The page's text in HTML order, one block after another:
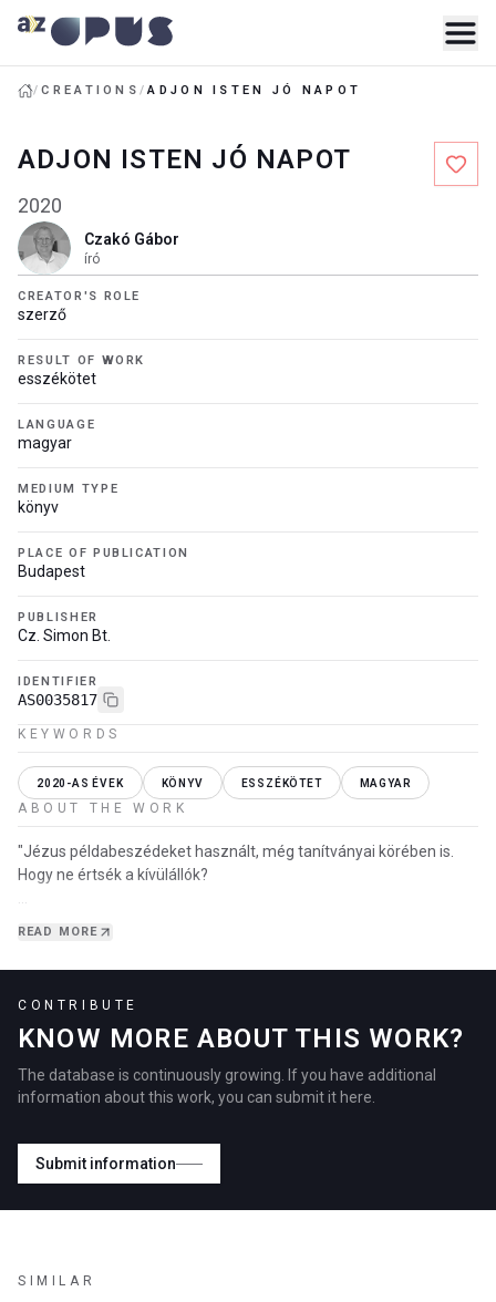
/CREATIONS/ADJON ISTEN JÓ NAPOT
ADJON ISTEN JÓ NAPOT
2020
Czakó Gábor
író
CREATOR'S ROLE
szerző
RESULT OF WORK
esszékötet
LANGUAGE
magyar
MEDIUM TYPE
könyv
PLACE OF PUBLICATION
Budapest
PUBLISHER
Cz. Simon Bt.
IDENTIFIER
AS0035817
KEYWORDS
2020-AS ÉVEK KÖNYV ESSZÉKÖTET MAGYAR
ABOUT THE WORK
"Jézus példabeszédeket használt, még tanítványai körében is.
Hogy ne értsék a kívülállók?
READ MORE
CONTRIBUTE
KNOW MORE ABOUT THIS WORK?
The database is continuously growing. If you have additional
information about this work, you can submit it here.
Submit information
SIMILAR